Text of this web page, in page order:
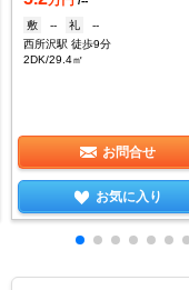
敷
-- 礼
--
西所沢駅 徒歩9分
2DK/29.4㎡
お問合せ
お気に入り